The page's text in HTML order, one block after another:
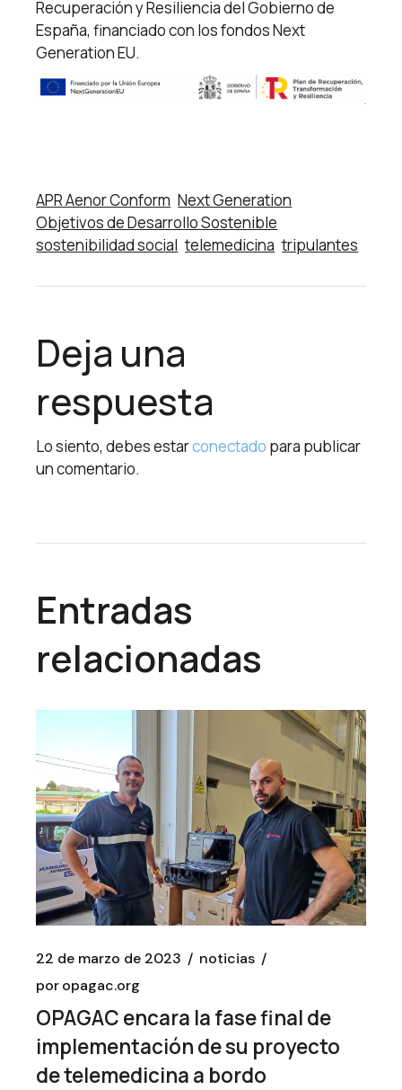
Recuperación y Resiliencia del Gobierno de
España, financiado con los fondos Next
Generation EU.
APR Aenor Conform Next Generation
Objetivos de Desarrollo Sostenible
sostenibilidad social telemedicina tripulantes
Deja una
respuesta
Lo siento, debes estarconectado para publicar
un comentario.
Entradas
relacionadas
22 de marzo de 2023
noticias
poropagac.org
OPAGAC encara la fase final de
implementación de su proyecto
de telemedicina a bordo